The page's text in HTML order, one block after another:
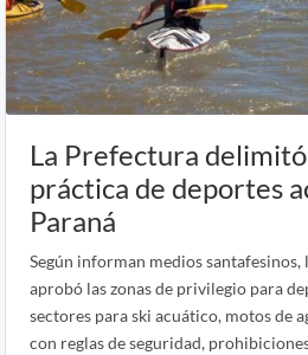
La Prefectura
práctica de deportes
Paraná
Según informan medios
aprobó las zonas de privilegio para
sectores para ski acuático, motos de
con reglas de seguridad,